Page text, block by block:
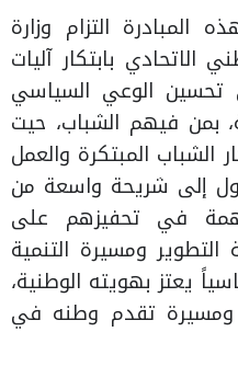
التزام وزارة
الاتحادي بابتكار آليات
الوعي السياسي
بمن فيهم الشباب، حيت
المبتكرة والعمل
إلى شريحة واسعة من
في تحفيزهم على
ومسيرة التنمية
يعتز بهويته الوطنية،
تقدم وطنه في